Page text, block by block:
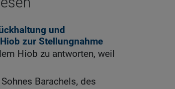
und
zur Stellungnahme
Hiob zu antworten, weil
Barachels, des